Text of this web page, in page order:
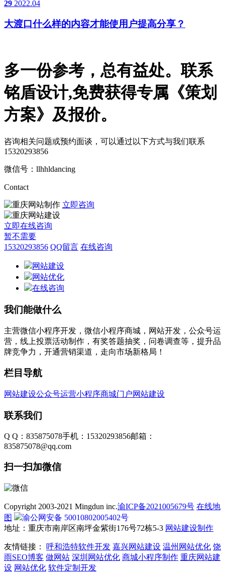
29 2022.04
大渡口什么样的内容才能使用户提高分享？
多一份参考，总有益处。联系
铭盾设计,免费获得专属《策划
方案》及报价。
咨询相关问题或预约面谈，可以通过以下方式与我们联系
15320293856
微信号：llhhldancing
Contact
立即咨询
立即在线咨询
暂不需要
15320293856 QQ留言 在线咨询
网站建设
网站优化
在线咨询
我们能做什么
主营微信小程序开发，微信小程序商城，网站开发，公众号运
营，线上投票活动制作，有奖答题抽奖，问卷调查等，提升品
牌竞争力，开通营销渠道，走向市场新格局！
栏目导航
网站建设公众号运营小程序商城门户网站建设
联系我们
Q Q：835875078手机：15320293856邮箱：
835875078@qq.com
扫一扫加微信
Copyright 2003-2021 Mingdun inc.渝ICP备2021005679号 在线地
图
渝公网安备 50010802005402号
地址：重庆市南岸区南坪金紫街176号72栋5-3 网站建设制作
友情链接： 呼和浩特软件开发 嘉兴网站建设 温州网站优化 饶
雨SEO博客 做网站 深圳网站优化 商城小程序制作 重庆网站建
设 网站优化 软件定制开发